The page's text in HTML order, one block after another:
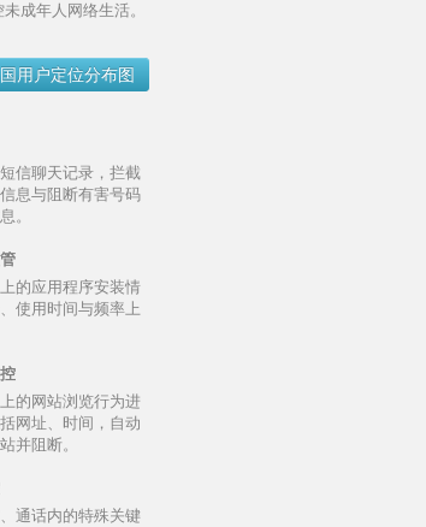
成年人网络生活。
用户定位分布图
信聊天记录，拦截
息与阻断有害号码
。
的应用程序安装情
使用时间与频率上
的网站浏览行为进
网址、时间，自动
并阻断。
通话内的特殊关键